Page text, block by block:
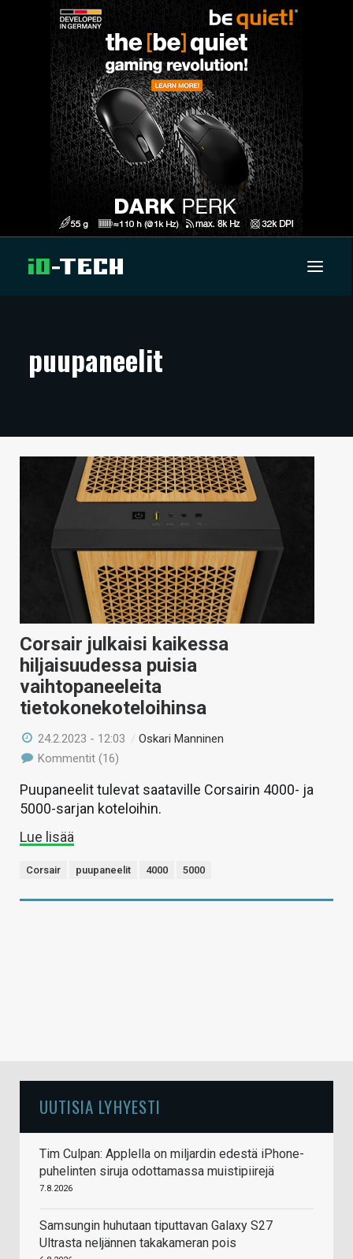
ARTIKKELIT
TECHBBS
KAUPPA
VAIHDA TEEMA
HAKU
puupaneelit
Corsair julkaisi kaikessa
hiljaisuudessa puisia
vaihtopaneeleita
tietokonekoteloihinsa
24.2.2023 - 12:03 /Oskari Manninen
Kommentit (16)
Puupaneelit tulevat saataville Corsairin 4000- ja
5000-sarjan koteloihin.
Lue lisää
Corsair puupaneelit 4000 5000
UUTISIA LYHYESTI
Tim Culpan: Applella on miljardin edestä iPhone-
puhelinten siruja odottamassa muistipiirejä
7.8.2026
Samsungin huhutaan tiputtavan Galaxy S27
Ultrasta neljännen takakameran pois